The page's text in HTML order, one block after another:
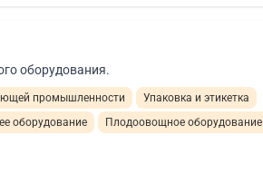
оборудования.
промышленности
Упаковка и этикетка
оборудование
Плодоовощное оборудование